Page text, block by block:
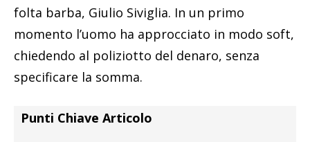
folta barba, Giulio Siviglia. In un primo
momento l’uomo ha approcciato in modo soft,
chiedendo al poliziotto del denaro, senza
specificare la somma.
Punti Chiave Articolo